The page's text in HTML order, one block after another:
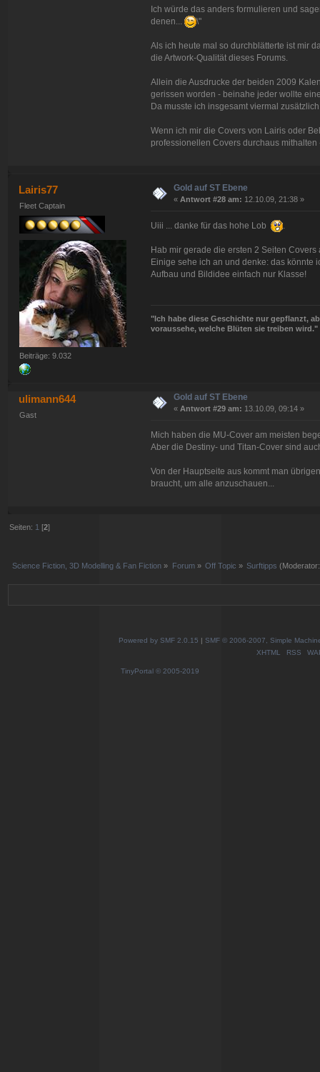
Ich würde das anders formulieren und
denen...
\"
Als ich heute mal so durchblätterte ist mir
die Artwork-Qualität dieses Forums.
Allein die Ausdrucke der beiden 2009
gerissen worden - beinahe jeder wollte
Da musste ich insgesamt viermal
Wenn ich mir die Covers von Lairis oder
professionellen Covers durchaus
Lairis77
Fleet Captain
Beiträge: 9.032
Gold auf ST Ebene
« Antwort #28 am: 12.10.09, 21:38 »
Uiii ... danke für das hohe Lob .
Hab mir gerade die ersten 2 Seiten
Einige sehe ich an und denke: das könnte
Aufbau und Bildidee einfach nur Klasse!
"Ich habe diese Geschichte nur gepflanzt,
voraussehe, welche Blüten sie treiben
ulimann644
Gast
Gold auf ST Ebene
« Antwort #29 am: 13.10.09, 09:14 »
Mich haben die MU-Cover am meisten
Aber die Destiny- und Titan-Cover sind
Von der Hauptseite aus kommt man
braucht, um alle anzuschauen...
Seiten: 1 [2]
Science Fiction, 3D Modelling & Fan Fiction » Forum» Off Topic » Surftipps
Powered by SMF 2.0.15 | SMF © 2006-2007, Simple
XHTML
RSS
TinyPortal © 2005-2019